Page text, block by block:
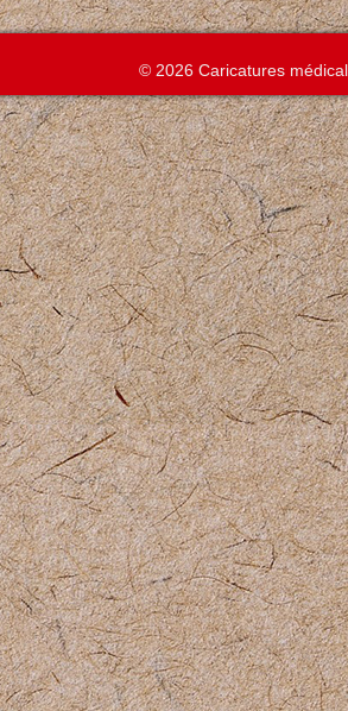
© 2026 Caricatures